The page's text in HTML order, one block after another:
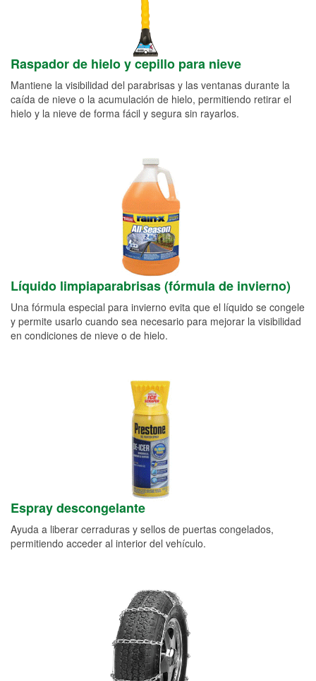
Raspador de hielo y cepillo para nieve
Mantiene la visibilidad del parabrisas y las ventanas durante la
caída de nieve o la acumulación de hielo, permitiendo retirar el
hielo y la nieve de forma fácil y segura sin rayarlos.
Líquido limpiaparabrisas (fórmula de invierno)
Una fórmula especial para invierno evita que el líquido se congele
y permite usarlo cuando sea necesario para mejorar la visibilidad
en condiciones de nieve o de hielo.
Espray descongelante
Ayuda a liberar cerraduras y sellos de puertas congelados,
permitiendo acceder al interior del vehículo.